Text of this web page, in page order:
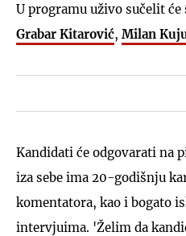
U programu uživo sučelit će
Grabar Kitarović, Milan
Kandidati će odgovarati na
iza sebe ima 20-godišnju
komentatora, kao i bogato
intervjuima. 'Želim da